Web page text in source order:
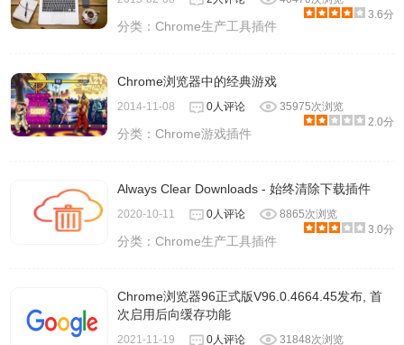
3.6分
分类：Chrome生产工具插件
Chrome浏览器中的经典游戏
2014-11-08 0人评论
35975次浏览
2.0分
分类：Chrome游戏插件
Always Clear Downloads - 始终清除下载插件
2020-10-11 0人评论
8865次浏览
3.0分
分类：Chrome生产工具插件
Chrome浏览器96正式版V96.0.4664.45发布, 首
次启用后向缓存功能
2021-11-19 0人评论
31848次浏览